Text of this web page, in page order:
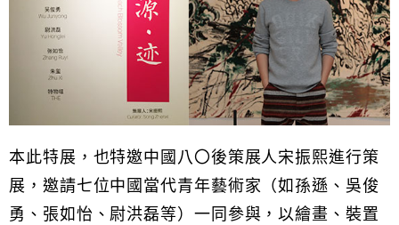
本此特展，也特邀中國八〇後策展人宋振熙進行策
展，邀請七位中國當代青年藝術家（如孫遜、吳俊
勇、張如怡、尉洪磊等）一同參與，以繪畫、裝置